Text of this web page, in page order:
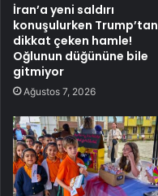
İran’a yeni saldırı
konuşulurken Trump’tan
dikkat çeken hamle!
Oğlunun düğününe bile
gitmiyor
Ağustos 7, 2026